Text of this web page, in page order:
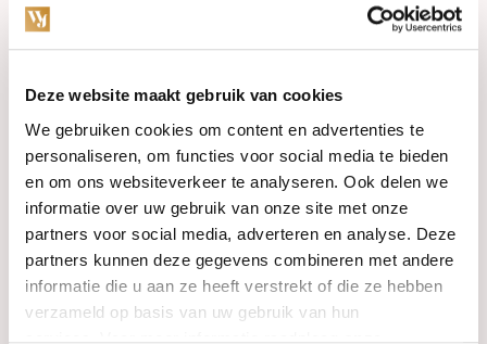
Deze website maakt gebruik van cookies
We gebruiken cookies om content en advertenties te
personaliseren, om functies voor social media te bieden
en om ons websiteverkeer te analyseren. Ook delen we
informatie over uw gebruik van onze site met onze
partners voor social media, adverteren en analyse. Deze
partners kunnen deze gegevens combineren met andere
informatie die u aan ze heeft verstrekt of die ze hebben
verzameld op basis van uw gebruik van hun
Binnenkort verwacht
Verkocht
HuisCollectie Ring 14k
geelgoud met Saffier
€649,00
In stock
Huiscollectie Ring 14k
witgoud met blauwe saffier
€1.225,00